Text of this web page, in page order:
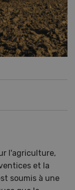
l'agriculture,
et la
soumis à une